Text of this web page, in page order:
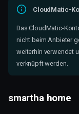
CloudMatic-
Das CloudMatic-
nicht beim Anbieter
weiterhin verwendet
verknüpft werden.
smartha home